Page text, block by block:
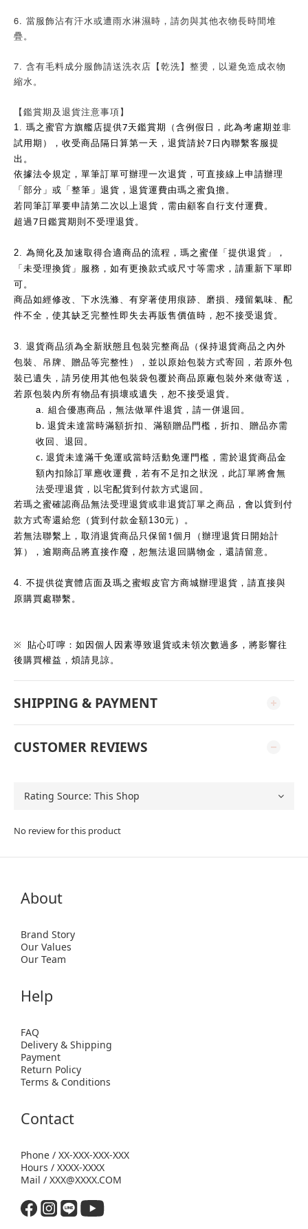
6. 當服飾沾有汗水或遭雨水淋濕時，請勿與其他衣物長時間堆
疊。
7. 含有毛料成分服飾請送洗衣店【乾洗】整燙，以避免造成衣物
縮水。
【鑑賞期及退貨注意事項】
1. 瑪之蜜官方旗艦店提供7天鑑賞期（含例假日，此為考慮期並非
試用期），收受商品隔日算第一天，退貨請於7 日內聯繫客服提
出。
依據法令規定，單筆訂單可辦理一次退貨，可直接線上申請辦理
「部分」或「整筆」退貨，退貨運費由瑪之蜜負擔。
若同筆訂單要申請第二次以上退貨，需由顧客自行支付運費。
超過7 日鑑賞期則不受理退貨。
2. 為簡化及加速取得合適商品的流程，瑪之蜜僅「提供退貨」，
「未受理換貨」服務，如有更換款式或尺寸等需求，請重新下單即
可。
商品如經修改、下水洗滌、有穿著使用痕跡、磨損、殘留氣味、配
件不全，使其缺乏完整性即失去再販售價值時，恕不接受退貨。
3. 退貨商品須為全新狀態且包裝完整商品（保持退貨商品之內外
包裝、吊牌、贈品等完整性），並以原始包裝方式寄回，若原外包
裝已遺失，請另使用其他包裝袋包覆於商品原廠包裝外來做寄送，
若原包裝內所有物品有損壞或遺失，恕不接受退貨。
a. 組合優惠商品，無法做單件退貨，請一併退回。
b. 退貨未達當時滿額折扣、滿額贈品門檻，折扣、贈品亦需
收回、退回。
c. 退貨未達滿千免運或當時活動免運門檻，需於退貨商品金
額內扣除訂單應收運費，若有不足扣之狀況，此訂單將會無
法受理退貨，以宅配貨到付款方式退回。
若瑪之蜜確認商品無法受理退貨或非退貨訂單之商品，會以貨到付
款方式寄還給您（貨到付款金額130元）。
若無法聯繫上，取消退貨商品只保留 1 個月（辦理退貨日開始計
算），逾期商品將直接作廢，恕無法退回購物金，還請留意。
4. 不提供從實體店面及瑪之蜜蝦皮官方商城辦理退貨，請直接與
原購買處聯繫。
※
貼心叮嚀：如因個人因素導致退貨或未領次數過多，將影響往
後購買權益，煩請見諒。
SHIPPING & PAYMENT
CUSTOMER REVIEWS
No review for this product
About
Brand Story
Our Values
Our Team
Help
FAQ
Delivery & Shipping
Payment
Return Policy
Terms & Conditions
Contact
Phone / XX-XXX-XXX-XXX
Hours / XXXX-XXXX
Mail / XXX@XXXX.COM